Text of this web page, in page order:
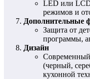
LED или LCD
режимов и
Дополнительные
Защита от
программы,
Дизайн
Современный
(черный,
кухонной